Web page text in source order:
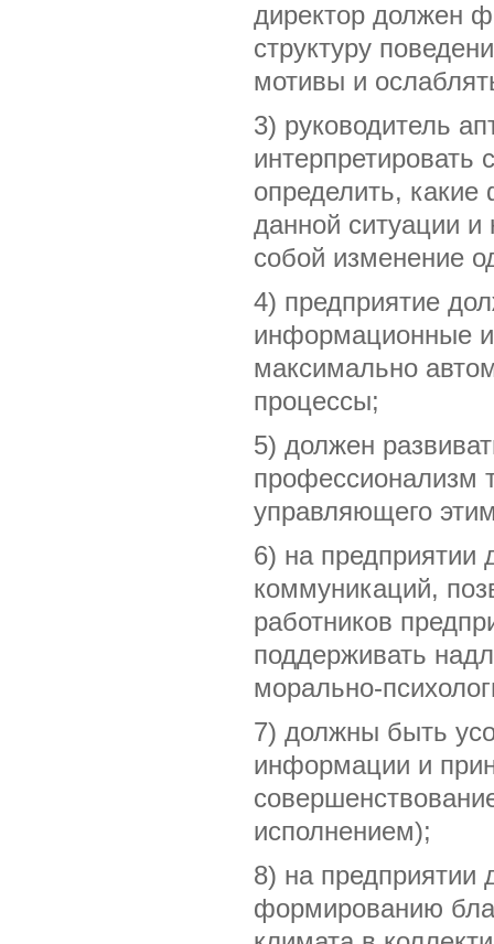
директор должен
структуру
мотивы и
3) руководитель
определить,
данной ситуации
собой изменение
4) предприятие
информационные и
максимально
процессы;
5) должен
профессионализм
управляющего
6) на
коммуникаций,
работников
поддерживать
морально-
7) должны быть
информации и
исполнением);
8) на предприятии
формированию